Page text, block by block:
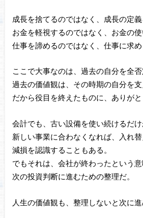
成長を捨てるのではなく、成長の定義
お金を軽視するのではなく、お金の使
仕事を諦めるのではなく、仕事に求め
ここで大事なのは、過去の自分を全否
過去の価値観は、その時期の自分を支
だから役目を終えたものに、ありがと
会計でも、古い設備を使い続けるだけ
新しい事業に合わなくなれば、入れ替
減損を認識することもある。
でもそれは、会社が終わったという意
次の投資判断に進むための整理だ。
人生の価値観も、整理しないと次に進